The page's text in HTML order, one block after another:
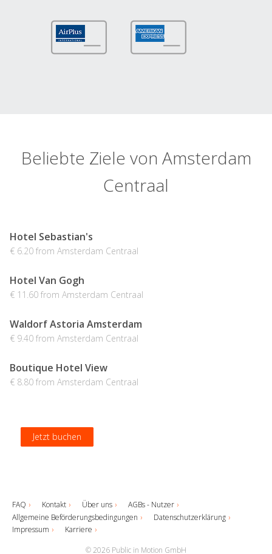
Beliebte Ziele von Amsterdam
Centraal
Hotel Sebastian's
€ 6.20 from Amsterdam Centraal
Jetzt buchen
Hotel Van Gogh
€ 11.60 from Amsterdam Centraal
Jetzt buchen
Waldorf Astoria Amsterdam
€ 9.40 from Amsterdam Centraal
Jetzt buchen
Boutique Hotel View
€ 8.80 from Amsterdam Centraal
Jetzt buchen
FAQ Kontakt Über uns
AGBs - Nutzer
Allgemeine Beförderungsbedingungen
Datenschutzerklärung
Impressum
Karriere
© 2026 Public in Motion GmbH